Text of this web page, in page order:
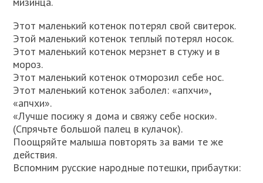
Этот маленький котенок потерял свой свитерок.
Этой маленький котенок теплый потерял носок.
Этот маленький котенок мерзнет в стужу и в
мороз.
Этот маленький котенок отморозил себе нос.
Этот маленький котенок заболел: «апхчи»,
«апчхи».
«Лучше посижу я дома и свяжу себе носки».
(Спрячьте большой палец в кулачок).
Поощряйте малыша повторять за вами те же
действия.
Вспомним русские народные потешки, прибаутки: